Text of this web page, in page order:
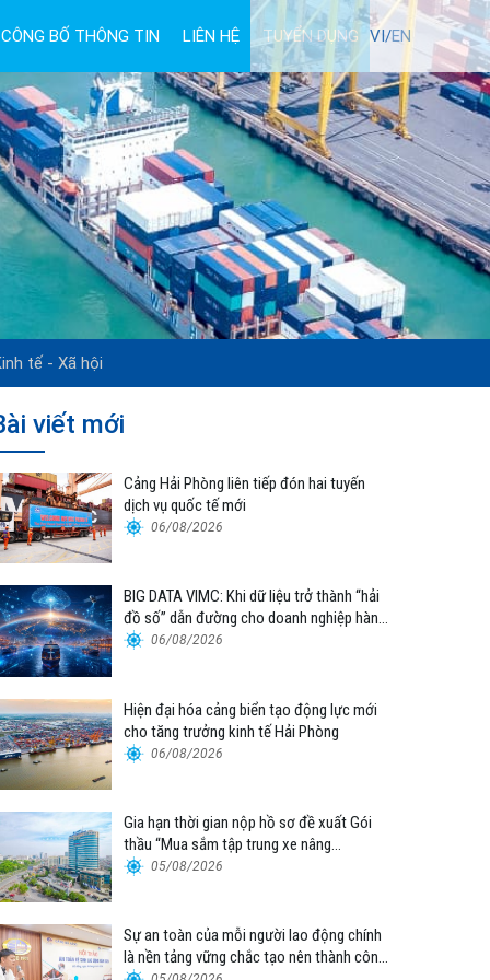
CÔNG BỐ THÔNG TIN LIÊN HỆ TUYỂN DỤNG VI/EN
tế - Xã hội
viết mới
Cảng Hải Phòng liên tiếp đón hai tuyến
dịch vụ quốc tế mới
06/08/2026
BIG DATA VIMC: Khi dữ liệu trở thành “hải
đồ số” dẫn đường cho doanh nghiệp hàng
hải 06/08/2026
Hiện đại hóa cảng biển tạo động lực mới
cho tăng trưởng kinh tế Hải Phòng
06/08/2026
Gia hạn thời gian nộp hồ sơ đề xuất Gói
thầu “Mua sắm tập trung xe nâng
container thuộc Tổng công ty Hàng hải
05/08/2026
Sự an toàn của mỗi người lao động chính
là nền tảng vững chắc tạo nên thành công